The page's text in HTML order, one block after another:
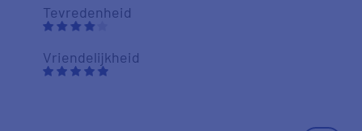
Tevredenheid
Vriendelijkheid